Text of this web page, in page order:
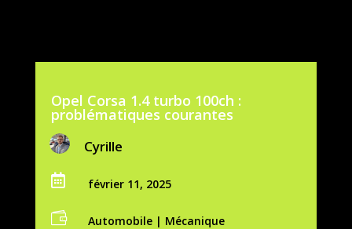
Opel Corsa 1.4 turbo 100ch :
problématiques courantes
Cyrille
 février 11, 2025
 Automobile| Mécanique